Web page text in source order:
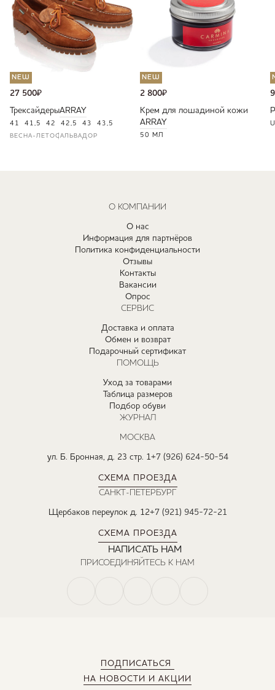
NEW
27 500₽
ТрексайдерыARRAY
41 41,5 42 42,5 43 43,5
ВЕСНА-ЛЕТОСАЛЬВАДОР
NEW
2 800₽
Крем для лошадиной кожи
ARRAY
50 МЛ
ПОДПИСАТЬСЯ
НА НОВОСТИ И АКЦИИ
О КОМПАНИИ
О нас
Информация для партнёров
Политика конфиденциальности
Отзывы
Контакты
Вакансии
Опрос
СЕРВИС
Доставка и оплата
Обмен и возврат
Подарочный сертификат
ПОМОЩЬ
Уход за товарами
Таблица размеров
Подбор обуви
ЖУРНАЛ
МОСКВА
ул. Б. Бронная, д. 23 стр. 1+7 (926) 624-50-54
СХЕМА ПРОЕЗДА
САНКТ-ПЕТЕРБУРГ
Щербаков переулок д. 12+7 (921) 945-72-21
СХЕМА ПРОЕЗДА
НАПИСАТЬ НАМ
ПРИСОЕДИНЯЙТЕСЬ К НАМ